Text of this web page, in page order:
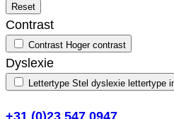
Reset
Contrast
Contrast Hoger contrast
Dyslexie
Lettertype Stel dyslexie lettertype
+31 (0)23 547 0947